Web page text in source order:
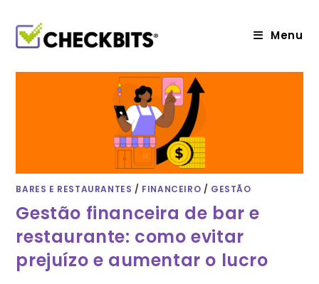
conteúdo
Menu
BARES E RESTAURANTES / FINANCEIRO / GESTÃO
Gestão financeira de bar e
restaurante: como evitar
prejuízo e aumentar o lucro